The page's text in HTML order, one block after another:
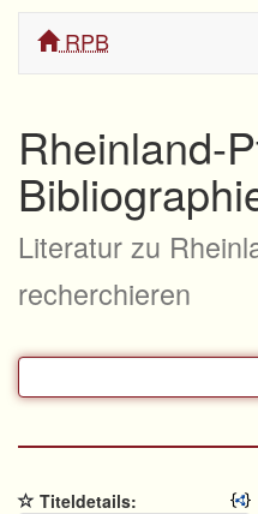
RPB
Rheinland-
Literatur zu
recherchieren
Titeldetails: